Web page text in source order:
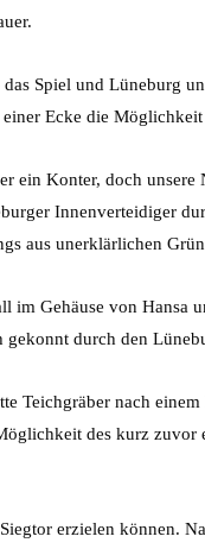
Spiel und Lüneburg
Ecke die
ein Konter, doch
Innenverteidiger
aus unerklärlichen
im Gehäuse von
durch den
Teichgräber nach
des kurz
erzielen können.